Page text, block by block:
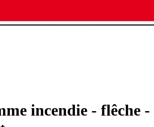
incendie - flêche -